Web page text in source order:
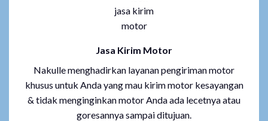
Jasa Kirim Motor
Nakulle menghadirkan layanan pengiriman motor
khusus untuk Anda yang mau kirim motor kesayangan
& tidak menginginkan motor Anda ada lecetnya atau
goresannya sampai ditujuan.